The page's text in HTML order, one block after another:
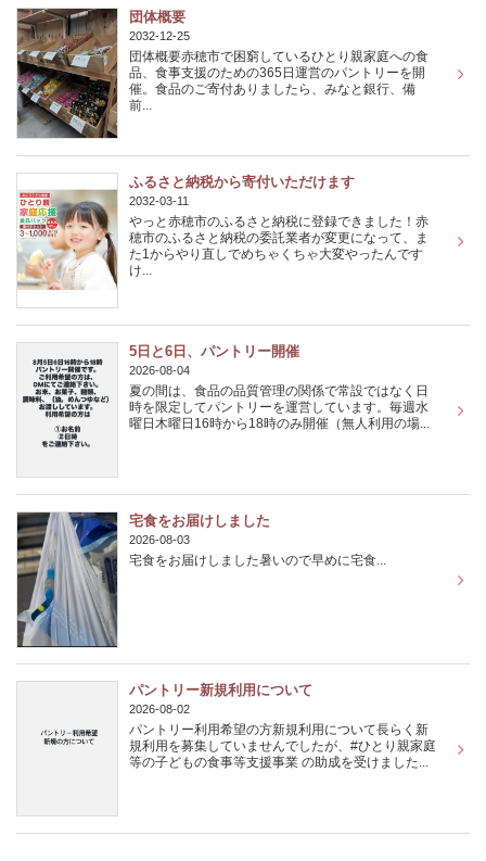
団体概要
2032-12-25
団体概要赤穂市で困窮しているひとり親家庭への食
品、食事支援のための365日運営のパントリーを開
催。食品のご寄付ありましたら、みなと銀行、備
前...
ふるさと納税から寄付いただけます
2032-03-11
やっと赤穂市のふるさと納税に登録できました！赤
穂市のふるさと納税の委託業者が変更になって、ま
た1からやり直しでめちゃくちゃ大変やったんです
け...
5日と6日、パントリー開催
2026-08-04
夏の間は、食品の品質管理の関係で常設ではなく日
時を限定してパントリーを運営しています。毎週水
曜日木曜日16時から18時のみ開催（無人利用の場...
宅食をお届けしました
2026-08-03
宅食をお届けしました暑いので早めに宅食...
パントリー新規利用について
2026-08-02
パントリー利用希望の方新規利用について長らく新
規利用を募集していませんでしたが、#ひとり親家庭
等の子どもの食事等支援事業 の助成を受けました...